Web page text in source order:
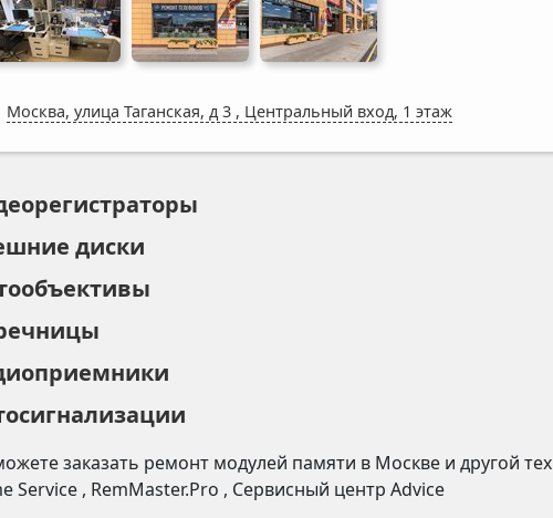
Москва, улица Таганская, д 3 , Центральный вход, 1 этаж
диски
заказать ремонт модулей памяти в Москве и другой
Service , RemMaster.Pro , Сервисный центр Advice